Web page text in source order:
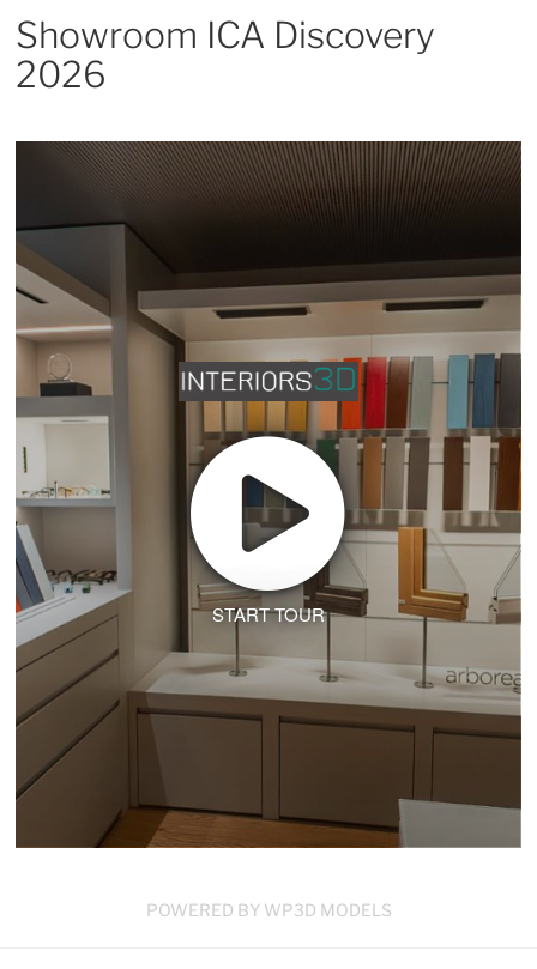
Showroom ICA Discovery
2026
START TOUR
POWERED BY WP3D MODELS